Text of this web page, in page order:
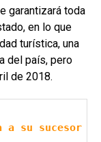
garantizará toda
en lo que
turística, una
del país, pero
de 2018.
a su sucesor